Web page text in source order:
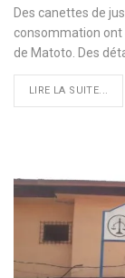
Des canettes de
consommation ont
de Matoto. Des
LIRE LA SUITE...